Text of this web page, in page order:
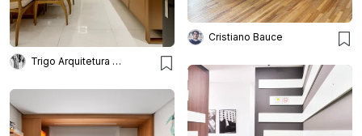
Cristiano Bauce
Trigo Arquitetura - Silvia Silot e Mariane Vanzei